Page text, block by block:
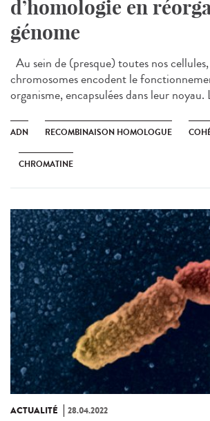
d’homologie en
génome
Au sein de (presque) toutes nos
chromosomes encodent le
organisme, encapsulées dans leur noyau.
ADN RECOMBINAISON HOMOLOGUE
CHROMATINE
ACTUALITÉ 28.04.2022